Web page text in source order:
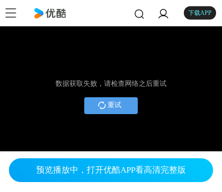
下载APP
数据获取失败，请检查网络之后重试
重试
预览播放中，打开优酷APP看高清完整版